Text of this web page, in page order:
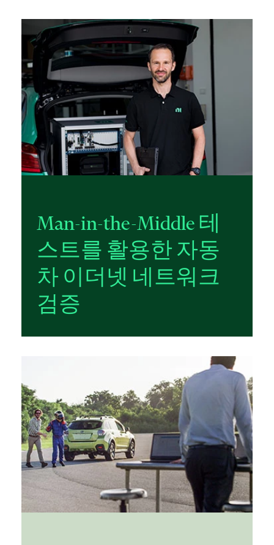
Man-in-the-Middle 테
스트를 활용한 자동
차 이더넷 네트워크
검증